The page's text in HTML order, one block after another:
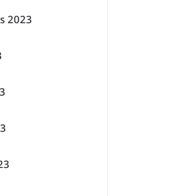
2023